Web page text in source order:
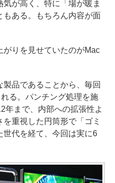
が高く、特に「場が暖ま
もある。もちろん内容が面
がりを見せていたのがMac
品であることから、毎回
る。パンチング処理を施
年まで、内部への拡張性よ
重視した円筒形で「ゴミ
代を経て、今回は実に6